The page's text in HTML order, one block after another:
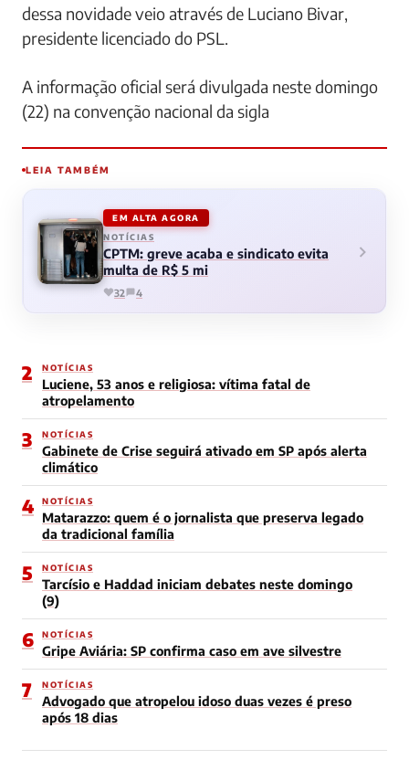
dessa novidade veio através de Luciano Bivar,
presidente licenciado do PSL.
A informação oficial será divulgada neste domingo
(22) na convenção nacional da sigla
LEIA TAMBÉM
EM ALTA AGORA
NOTÍCIAS
CPTM: greve acaba e sindicato evita
multa de R$ 5 mi
32 4
2 NOTÍCIAS
Luciene, 53 anos e religiosa: vítima fatal de
atropelamento
3 NOTÍCIAS
Gabinete de Crise seguirá ativado em SP após alerta
climático
4 NOTÍCIAS
Matarazzo: quem é o jornalista que preserva legado
da tradicional família
5 NOTÍCIAS
Tarcísio e Haddad iniciam debates neste domingo
(9)
6 NOTÍCIAS
Gripe Aviária: SP confirma caso em ave silvestre
7 NOTÍCIAS
Advogado que atropelou idoso duas vezes é preso
após 18 dias